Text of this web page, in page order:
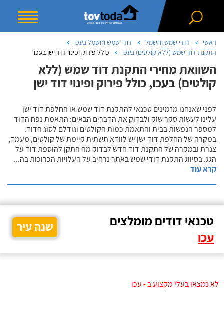
ראשי דודי שמש וחשמל
דודי שמש וחשמל בעכו
התקנת דוד שמש (ללא קולטים) בעכו
כולל פירוק ופינוי דוד ישן בעכו
השוואת מחירי התקנת דוד שמש (ללא
קולטים) בעכו, כולל פירוק ופינוי דוד ישן
לפני שאנחנו מזמינים טכנאי להתקנת דוד שמש או החלפת דוד ישן
עלינו לעשות סקר שוק ולבדוק את הדברים הבאים: התאמת נפח הדוד
למספר הנפשות בבית והתאמת כמות הקולטים וגודלם לסוג הדוד.
במקרה של החלפת דוד ישן יש לוודא תשתית קיימת של קולטים, מעמד,
צנרת ובמקרה של התקנת דוד חדש לבדוק מה התקן להוספת דוד על
הגג. בסיווג התקנת דודי שמש באתר נרחיב על העלויות הכרוכות בה...
קרא עוד
טכנאי דודים מומלצים
עכו
שנה עיר
לא נמצאו בעלי מקצוע ב - עכו